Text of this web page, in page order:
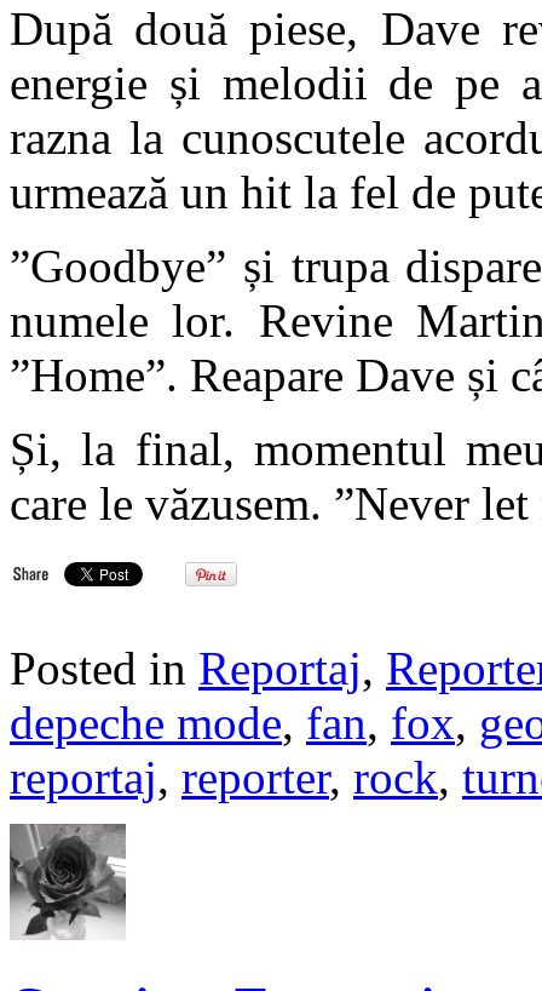
După două piese, Dave
energie și melodii de pe
razna la cunoscutele
urmează un hit la fel de
”Goodbye” și trupa
numele lor. Revine
”Home”. Reapare Dave și
Și, la final, momentul
care le văzusem. ”Never
Posted in Reportaj,
depeche mode, fan, fox,
reportaj, reporter, rock,